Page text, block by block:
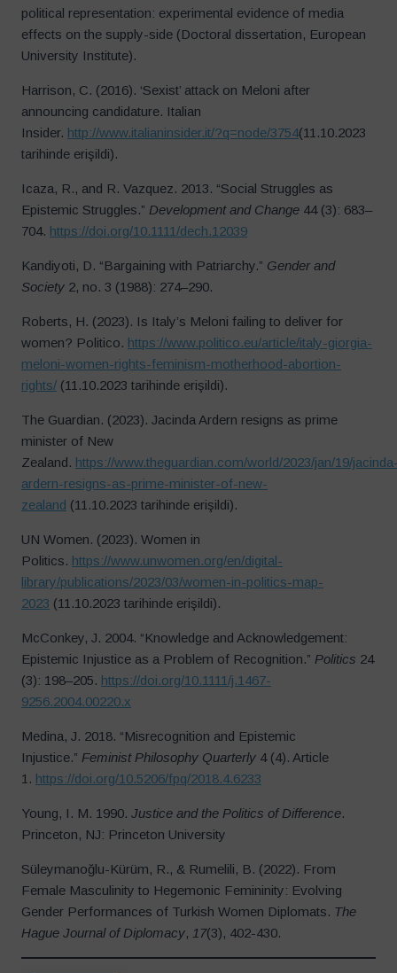
political representation: experimental evidence of media
effects on the supply-side (Doctoral dissertation, European
University Institute).
Harrison, C. (2016). ‘Sexist’ attack on Meloni after
announcing candidature. Italian
Insider. http://www.italianinsider.it/?q=node/3754(11.10.2023
tarihinde erişildi).
Icaza, R., and R. Vazquez. 2013. “Social Struggles as
Epistemic Struggles.” Development and Change 44 (3): 683–
704. https://doi.org/10.1111/dech.12039
Kandiyoti, D. “Bargaining with Patriarchy.” Gender and
Society 2, no. 3 (1988): 274–290.
Roberts, H. (2023). Is Italy’s Meloni failing to deliver for
women? Politico. https://www.politico.eu/article/italy-giorgia-
meloni-women-rights-feminism-motherhood-abortion-
rights/ (11.10.2023 tarihinde erişildi).
The Guardian. (2023). Jacinda Ardern resigns as prime
minister of New
Zealand. https://www.theguardian.com/world/2023/jan/19/
ardern-resigns-as-prime-minister-of-new-
zealand (11.10.2023 tarihinde erişildi).
UN Women. (2023). Women in
Politics. https://www.unwomen.org/en/digital-
library/publications/2023/03/women-in-politics-map-
2023 (11.10.2023 tarihinde erişildi).
McConkey, J. 2004. “Knowledge and Acknowledgement:
Epistemic Injustice as a Problem of Recognition.” Politics 24
(3): 198–205. https://doi.org/10.1111/j.1467-
9256.2004.00220.x
Medina, J. 2018. “Misrecognition and Epistemic
Injustice.” Feminist Philosophy Quarterly 4 (4). Article
1. https://doi.org/10.5206/fpq/2018.4.6233
Young, I. M. 1990. Justice and the Politics of Difference.
Princeton, NJ: Princeton University
Süleymanoğlu-Kürüm, R., & Rumelili, B. (2022). From
Female Masculinity to Hegemonic Femininity: Evolving
Gender Performances of Turkish Women Diplomats. The
Hague Journal of Diplomacy, 17(3), 402-430.